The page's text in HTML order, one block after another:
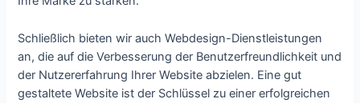
Schließlich bieten wir auch Webdesign-Dienstleistungen
an, die auf die Verbesserung der Benutzerfreundlichkeit und
der Nutzererfahrung Ihrer Website abzielen. Eine gut
gestaltete Website ist der Schlüssel zu einer erfolgreichen